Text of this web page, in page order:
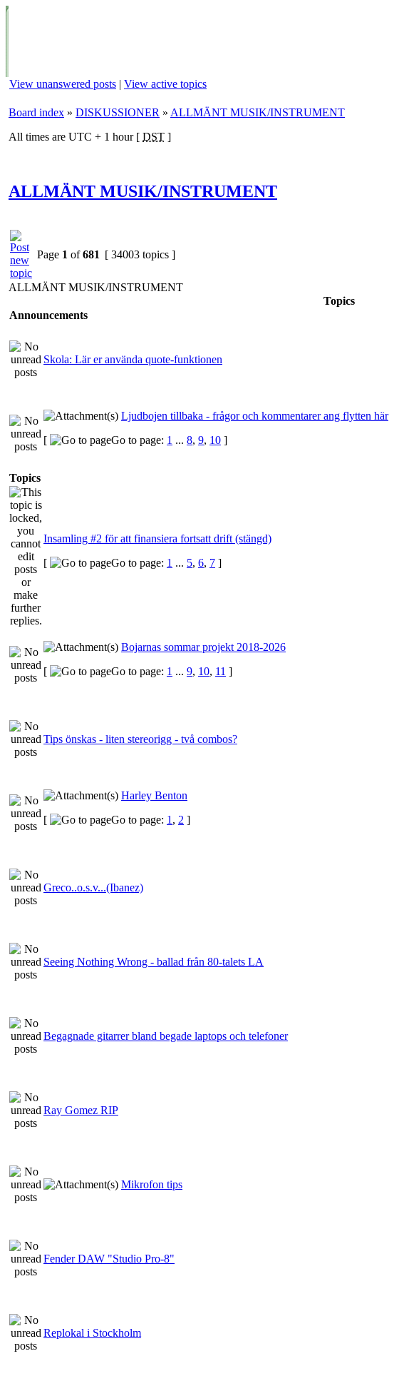
View unanswered posts | View active topics
Board index » DISKUSSIONER » ALLMÄNT MUSIK/INSTRUMENT
All times are UTC + 1 hour [ DST ]
ALLMÄNT MUSIK/INSTRUMENT
Page 1 of681 [ 34003 topics ]
ALLMÄNT MUSIK/INSTRUMENT
Topics
Announcements
Skola: Lär er använda quote-funktionen
Ljudbojen tillbaka - frågor och kommentarer ang flytten här
[
Go to page: 1 ... 8, 9, 10 ]
Topics
Insamling #2 för att finansiera fortsatt drift (stängd)
[
Go to page: 1 ... 5, 6, 7 ]
Bojarnas sommar projekt 2018-2026
[
Go to page: 1 ... 9, 10, 11 ]
Tips önskas - liten stereorigg - två combos?
Harley Benton
[
Go to page: 1 , 2 ]
Greco..o.s.v...(Ibanez)
Seeing Nothing Wrong - ballad från 80-talets LA
Begagnade gitarrer bland begade laptops och telefoner
Ray Gomez RIP
Mikrofon tips
Fender DAW "Studio Pro-8"
Replokal i Stockholm